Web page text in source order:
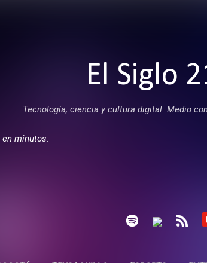
El Siglo
Tecnología, ciencia y cultura digital. Medio
minutos: